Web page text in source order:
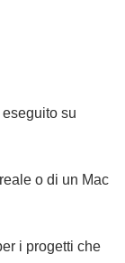
su
o di un Mac
i progetti che